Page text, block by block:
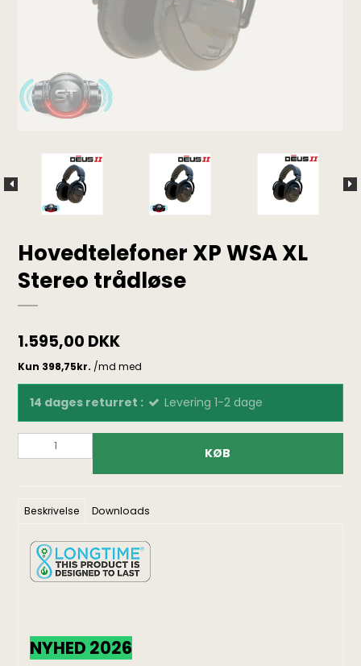
Hovedtelefoner XP WSA XL
Stereo trådløse
1.595,00 DKK
14 dages returret : Levering 1-2 dage
KØB
Beskrivelse Downloads
NYHED 2026